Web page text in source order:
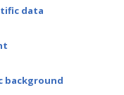
data
background